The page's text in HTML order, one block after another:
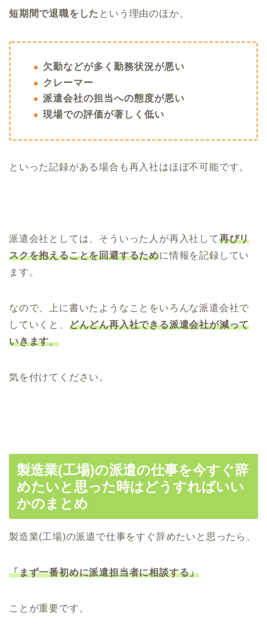
短期間で退職をした という理由のほか、
欠勤などが多く勤務状況が悪い
クレーマー
派遣会社の担当への態度が悪い
現場での評価が著しく低い
といった記録がある場合も再入社はほぼ不可能です。
派遣会社としては、そういった人が再入社して再びリ
スクを抱えることを回避するために情報を記録してい
ます。
なので、上に書いたようなことをいろんな派遣会社で
していくと、 どんどん再入社できる派遣会社が減って
いきます。
気を付けてください。
製造業(工場)の派遣の仕事を今すぐ辞
めたいと思った時はどうすればいい
かのまとめ
製造業(工場)の派遣で仕事をすぐ辞めたいと思ったら、
「まず一番初めに派遣担当者に相談する」
ことが重要です。